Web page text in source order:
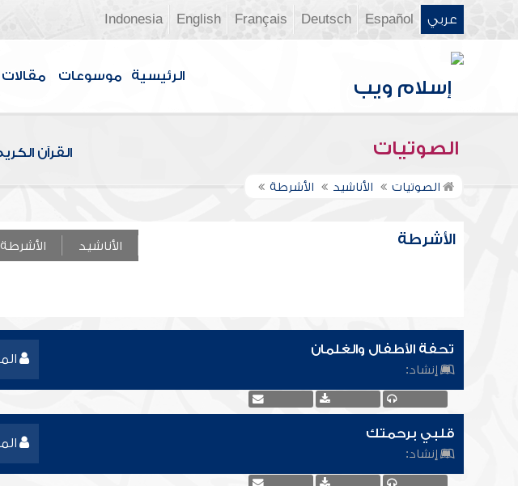
عربي Español
Deutsch
Français
English
Indonesia
الرئيسية موسوعات مقالات
الصوتيات القرآن
الصوتيات الأناشيد الأشرطة
الأشرطة الأناشيد الأشرطة
تحفة الأطفال والغلمان
إنشاد:
قلبي برحمتك
إنشاد: